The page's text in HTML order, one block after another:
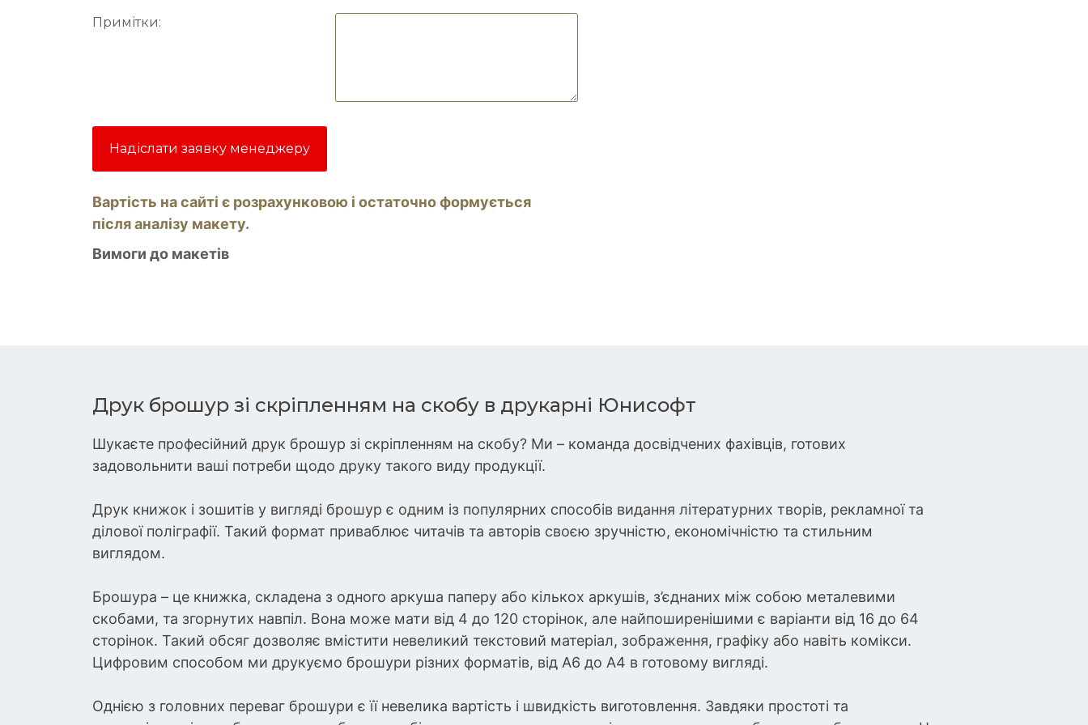
Примітки:
Надіслати заявку менеджеру
Вартість на сайті є розрахунковою і остаточно формується
після аналізу макету.
Вимоги до макетів
Друк брошур зі скріпленням на скобу в друкарні Юнисофт
Шукаєте професійний друк брошур зі скріпленням на скобу? Ми – команда досвідчених фахівців, готових
задовольнити ваші потреби щодо друку такого виду продукції.
Друк книжок і зошитів у вигляді брошур є одним із популярних способів видання літературних творів, рекламної та
ділової поліграфії. Такий формат приваблює читачів та авторів своєю зручністю, економічністю та стильним
виглядом.
Брошура – це книжка, складена з одного аркуша паперу або кількох аркушів, з’єднаних між собою металевими
скобами, та згорнутих навпіл. Вона може мати від 4 до 120 сторінок, але найпоширенішими є варіанти від 16 до 64
сторінок. Такий обсяг дозволяє вмістити невеликий текстовий матеріал, зображення, графіку або навіть комікси.
Цифровим способом ми друкуємо брошури різних форматів, від А6 до А4 в готовому вигляді.
Однією з головних переваг брошури є її невелика вартість і швидкість виготовлення. Завдяки простоті та